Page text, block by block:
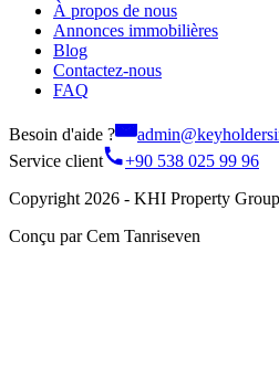
À propos de nous
Annonces immobilières
Blog
Contactez-nous
FAQ
Besoin d'aide ?
Service client
+90 538 025 99 96
Copyright 2026 - KHI Property
Conçu par Cem Tanriseven